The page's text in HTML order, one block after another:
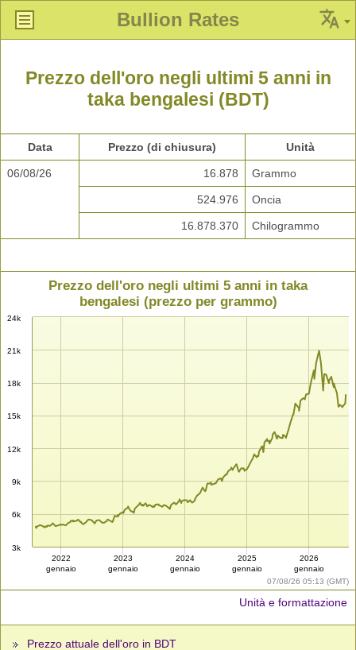
Bullion Rates
Prezzo dell'oro negli ultimi 5 anni in
taka bengalesi (BDT)
Data Prezzo (di chiusura) Unità
06/08/26 16.878 Grammo
524.976 Oncia
16.878.370 Chilogrammo
07/08/26 05:13 (GMT)
Prezzo dell'oro negli ultimi 5 anni in taka
bengalesi (prezzo per grammo)
3k
6k
9k
12k
15k
18k
21k
24k
2022
gennaio
2023
gennaio
2024
gennaio
2025
gennaio
2026
gennaio
Unità e formattazione
Prezzo attuale dell'oro in BDT